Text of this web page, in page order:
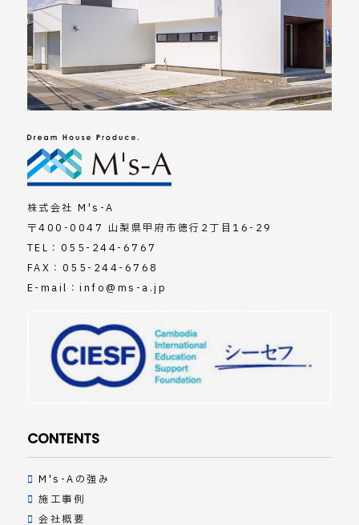
株式会社 M's-A
〒400-0047 山梨県甲府市徳行2丁目16-29
TEL： 055-244-6767
FAX：055-244-6768
E-mail：info@ms-a.jp
CONTENTS
M's-Aの強み
施工事例
会社概要